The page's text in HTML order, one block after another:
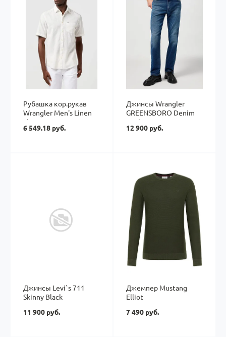
Рубашка кор.рукав
Wrangler Men's Linen
Shirt
6 549.18 руб.
Джинсы Wrangler
GREENSBORO Denim
Dusk
12 900 руб.
Джинсы Levi`s 711
Skinny Black
11 900 руб.
Джемпер Mustang
Elliot
7 490 руб.